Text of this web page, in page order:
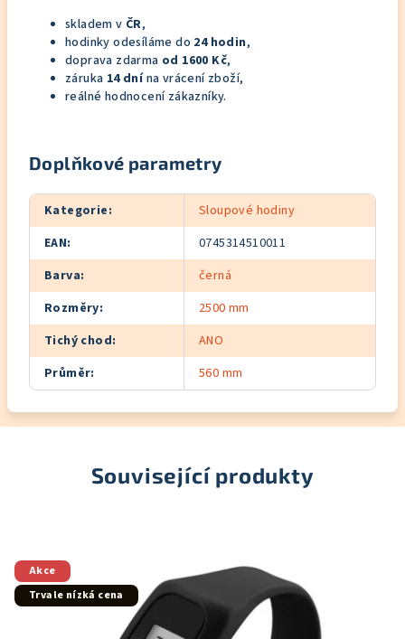
skladem v ČR,
hodinky odesíláme do 24 hodin,
doprava zdarma od 1600 Kč,
záruka 14 dnína vrácení zboží,
reálné hodnocení zákazníky.
Doplňkové parametry
Kategorie:
Sloupové hodiny
EAN:
0745314510011
Barva:
černá
Rozměry:
2500 mm
Tichý chod:
ANO
Průměr: 560 mm
Související produkty
Akce
Trvale nízká cena